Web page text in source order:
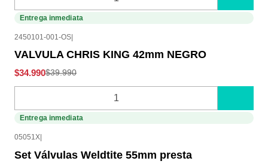
-13%
Entrega inmediata
2450101-001-OS
VALVULA CHRIS KING 42mm NEGRO
$34.990$39.990
Entrega inmediata
05051X
Set Válvulas Weldtite 55mm presta